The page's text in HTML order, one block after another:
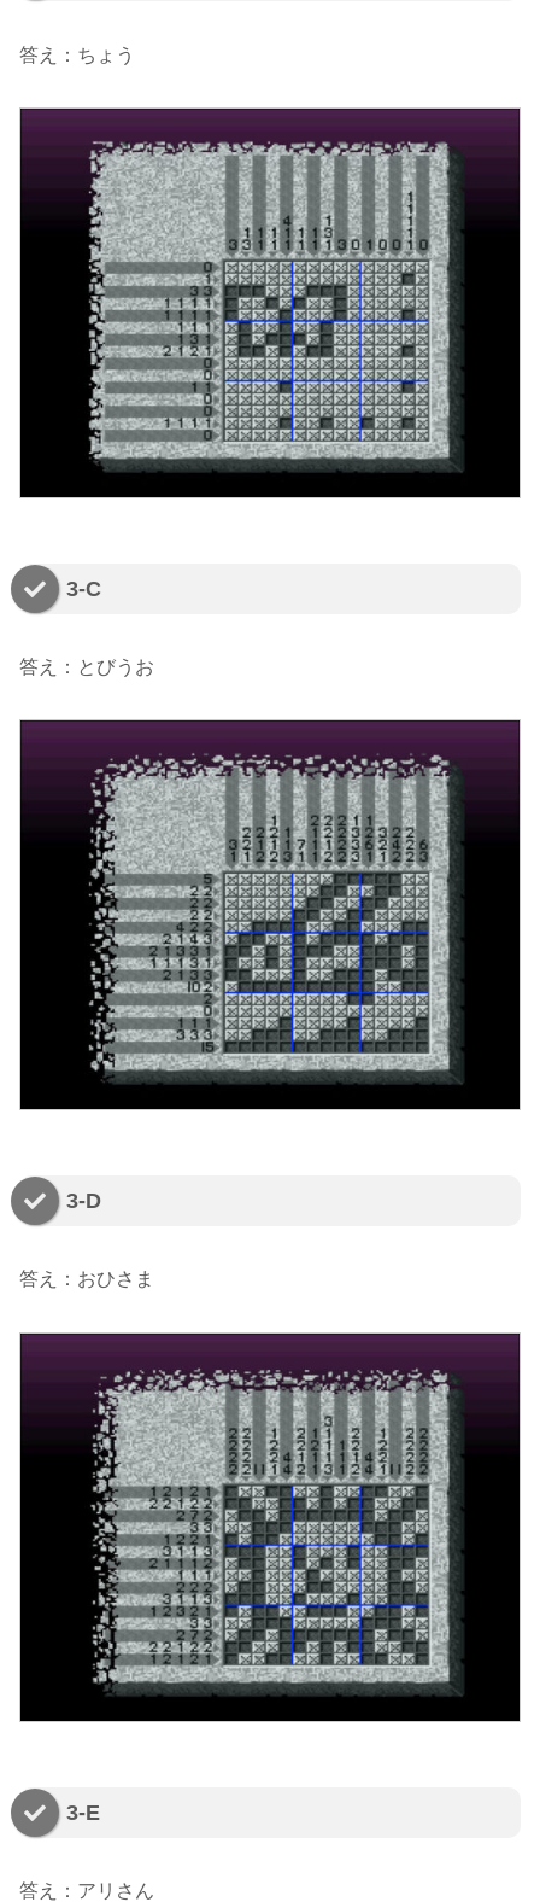
答え：ちょう
3-C
答え：とびうお
3-D
答え：おひさま
3-E
答え：アリさん